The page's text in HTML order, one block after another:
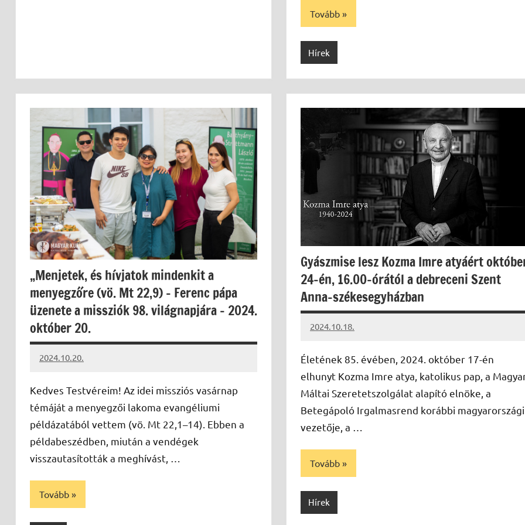
Tovább
Hírek
„Menjetek, és hívjatok mindenkit a
menyegzőre (vö. Mt 22,9) – Ferenc pápa
üzenete a missziók 98. világnapjára – 2024.
október 20.
2024.10.20.
kovacs.agi
Kedves Testvéreim! Az idei missziós vasárnap
témáját a menyegzői lakoma evangéliumi
példázatából vettem (vö. Mt 22,1–14). Ebben a
példabeszédben, miután a vendégek
visszautasították a meghívást, …
Tovább
Gyászmise lesz Kozma Imre atyáért
24-én, 16.00-órától a debreceni Szent
Anna-székesegyházban
2024.10.18.
kovacs.agi
Életének 85. évében, 2024. október 17-én
elhunyt Kozma Imre atya, katolikus pap, a
Máltai Szeretetszolgálat alapító elnöke, a
Betegápoló Irgalmasrend korábbi magyarországi
vezetője, a …
Tovább
Hírek